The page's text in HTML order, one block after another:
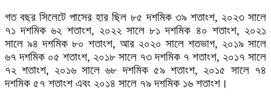
গত বছর সিলেটে পাসের হার ছিল ৮৫ দশমিক ৩৯ শতাংশ, ২০২৩ সালে
৭১ দশমিক ৬২ শতাংশ, ২০২২ সালে ৮১ দশমিক ৪০ শতাংশ, ২০২১
সালে ৯৪ দশমিক ৮০ শতাংশ, আর ২০২০ সালে শতভাগ, ২০১৯ সালে
৬৭ দশমিক ০৫ শতাংশ, ২০১৮ সালে ৭৩ দশমিক ৭ শতাংশ, ২০১৭ সালে
৭২ শতাংশ, ২০১৬ সালে ৬৮ দশমিক ৫৯ শতাংশ, ২০১৫ সালে ৭৪
দশমিক ৫৭ শতাংশ এবং ২০১৪ সালে ৭৯ দশমিক ১৬ শতাংশ।